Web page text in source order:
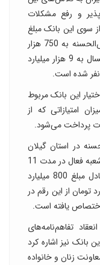
و رفع مشکلات
موردی مردم اشاره کرد و گفت: در سال 96 از سوی این بانک مبلغ
8 هزار و 200 میلیارد تومان تسهیلات قرض‌الحسنه به 750 هزار
نفر پرداخت شد که این مبلغ در 9 ماهه امسال به 9 هزار میلیارد
این بانک مربوط
امتیازاتی که از
پرداخت می‌شود.
در استان گیلان
اشاره و خاطرنشان کرد: استان گیلان با 18 شعبه فعال در مدت 11
سال تأسیس این بانک به 90 هزار نفر معادل مبلغ 800 میلیارد
پرداخت کرده که 270 میلیارد تومان از این رقم در
تفاهم‌نامه‌های
بانک نیز اشاره کرد
زنان و خانواده